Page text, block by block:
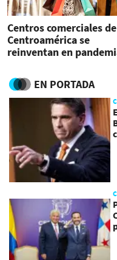
Centros comerciales de
Centroamérica se
reinventan en
EN PORTADA